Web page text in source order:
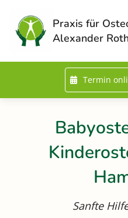
Praxis für
Alexander
Termin
Sanfte